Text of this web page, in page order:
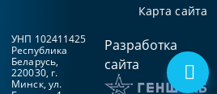
Карта сайта
УНП 102411425
Республика
Беларусь,
220030, г.
Минск, ул.
Разработка
сайта